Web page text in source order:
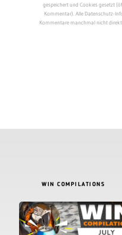
gespeichert und Cookies gesetzt
Kommentar). Alle Datenschutz-
Kommentare manchmal nicht
WIN COMPILATIONS